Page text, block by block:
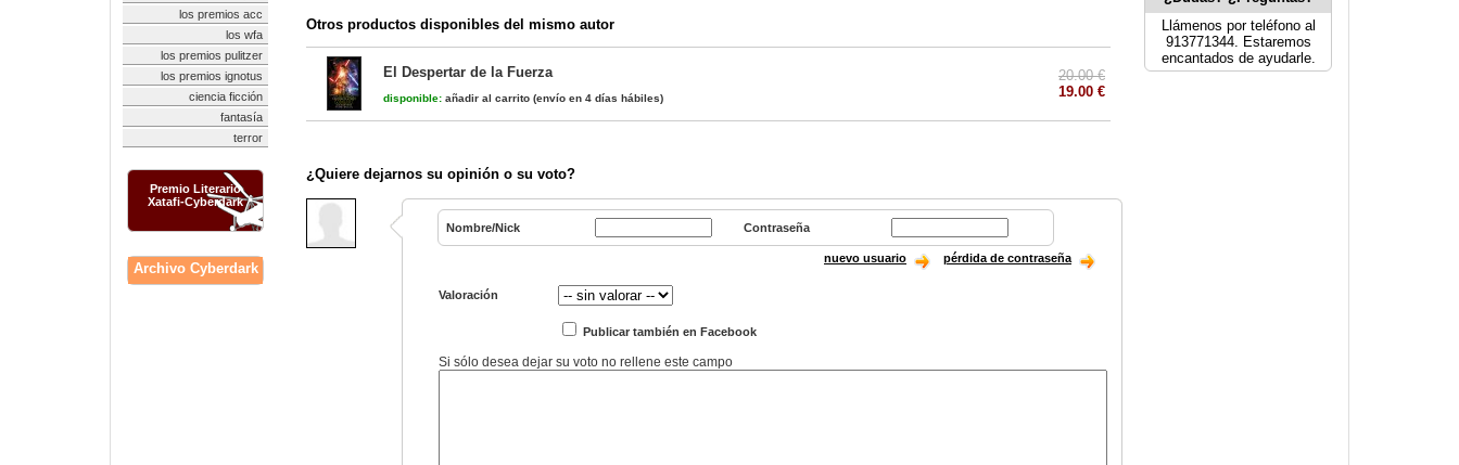
los premios acc
los wfa
los premios pulitzer
los premios ignotus
ciencia ficción
fantasía
terror
Premio Literario
Xatafi-Cyberdark
Archivo Cyberdark
Otros productos disponibles del mismo autor
El Despertar de la Fuerza
disponible: añadir al carrito (envío en 4 días hábiles)
20.00 €
19.00 €
¿Quiere dejarnos su opinión o su voto?
Nombre/Nick Contraseña
nuevo usuario pérdida de contraseña
Valoración
Publicar también en Facebook
Si sólo desea dejar su voto no rellene este campo
Llámenos por teléfono al
913771344. Estaremos
encantados de ayudarle.